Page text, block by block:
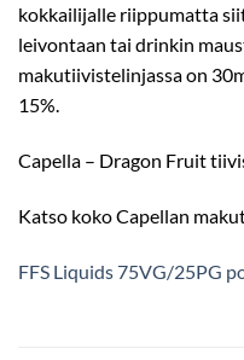
kokkailijalle riippumatta
leivontaan tai drinkin
makutiivistelinjassa on
15%.
Capella – Dragon Fruit
Katso koko Capellan
FFS Liquids 75VG/25PG